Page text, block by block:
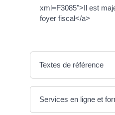
xml=F3085">Il est
foyer fiscal</a>
Textes de référence
Services en ligne et